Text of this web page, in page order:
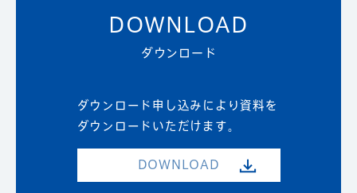
DOWNLOAD
ダウンロード
ダウンロード申し込みにより資料を
ダウンロードいただけます。
DOWNLOAD